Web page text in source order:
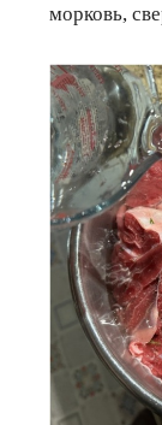
морковь,